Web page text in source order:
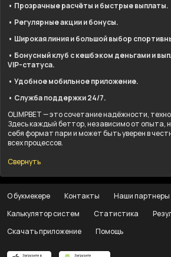
• Прозрачные расчёты и быстрые выплаты.
• Регулярные акции и бонусы.
• Широкая линия и большой выбор
• Бонусный клуб с кешбэком деньгами и
VIP-статуса.
• Удобное мобильное приложение.
• Служба поддержки 24/7.
OLIMPBET — это сочетание надёжности,
Здесь каждый беттор, независимо от опыта,
себя формат пари и может быть уверен в
всех процессов.
Свернуть
О букмекере Контакты Наши партнеры
Калькулятор систем
Статистика
Скачать приложение
Помощь